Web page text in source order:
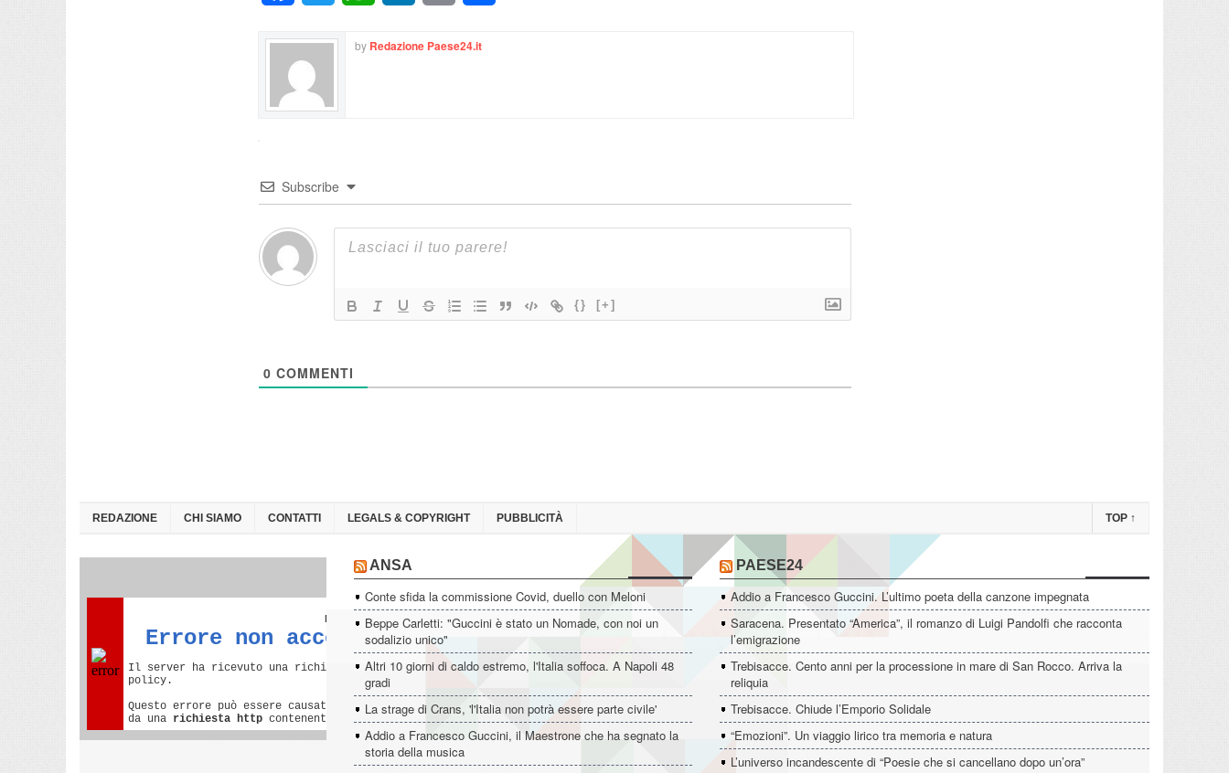
by Redazione Paese24.it
Subscribe
{} [+]
0 COMMENTI
REDAZIONE CHI SIAMO CONTATTI LEGALS & COPYRIGHT PUBBLICITÀ TOP ↑
ANSA
Conte sfida la commissione Covid, duello con Meloni
Beppe Carletti: "Guccini è stato un Nomade, con noi un
sodalizio unico"
Altri 10 giorni di caldo estremo, l'Italia soffoca. A Napoli 48
gradi
La strage di Crans, 'l'Italia non potrà essere parte civile'
Addio a Francesco Guccini, il Maestrone che ha segnato la
storia della musica
PAESE24
Addio a Francesco Guccini. L’ultimo poeta della canzone impegnata
Saracena. Presentato “America”, il romanzo di Luigi Pandolfi che racconta
l’emigrazione
Trebisacce. Cento anni per la processione in mare di San Rocco. Arriva la
reliquia
Trebisacce. Chiude l’Emporio Solidale
“Emozioni”. Un viaggio lirico tra memoria e natura
L’universo incandescente di “Poesie che si cancellano dopo un’ora”